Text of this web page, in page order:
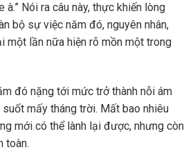
Nói ra câu này, thực khiến lòng
bộ sự việc năm đó, nguyên nhân,
một lần nữa hiện rõ mồn một trong
đó nặng tới mức trở thành nỗi ám
mấy tháng trời. Mất bao nhiêu
mới có thể lành lại được, nhưng còn
toàn.